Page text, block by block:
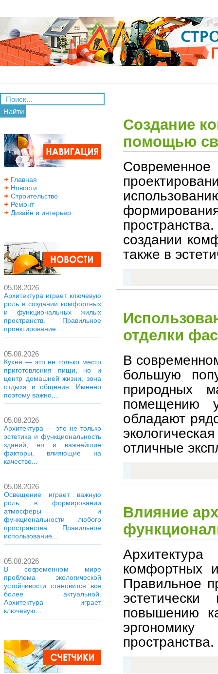
Найти
Главная
Новости
Строительство
Ремонт
Дизайн и интерьер
05.08.2026
Архитектура играет ключевую
роль в создании комфортных
и функциональных жилых
пространств. Правильное
проектирование...
05.08.2026
Кухня — это не только место
приготовления пищи, но и
центр домашней жизни, зона
отдыха и общения. Именно
поэтому важно,...
05.08.2026
Архитектура — это не только
эстетика и функциональность
зданий, но и важнейшие
факторы, влияющие на
качество...
05.08.2026
Освещение играет важную
роль в формировании
атмосферы и
функциональности любого
пространства. Правильное
использование...
05.08.2026
В современном мире
проблема экологической
устойчивости становится все
более актуальной.
Архитектура играет
ключевую...
Создание
помощью
создании
также в
отделки
В
большую
природных
помещению
обладают
отличные
Влияние
комфортных
Правильное
повышению
пространства.